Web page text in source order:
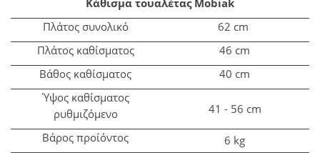
Κάθισμα τουαλέτας Mobiak
Πλάτος συνολικό
62 cm
Πλάτος καθίσματος
46 cm
Βάθος καθίσματος
40 cm
Ύψος καθίσματος
ρυθμιζόμενο
41 - 56 cm
Βάρος προίόντος
6 kg